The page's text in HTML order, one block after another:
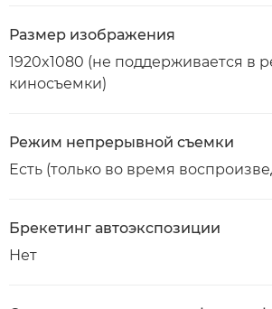
Размер изображения
1920x1080 (не поддерживается в
киносъемки)
Режим непрерывной съемки
Есть (только во время
Брекетинг автоэкспозиции
Нет